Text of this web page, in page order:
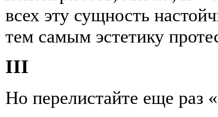
всех эту сущность
тем самым эстетику
III
Но перелистайте еще раз